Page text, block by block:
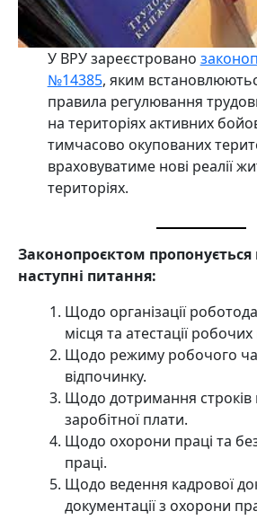
У ВРУ зареєстровано
№14385, яким
правила регулювання
на територіях активних
тимчасово окупованих
враховуватиме нові реалії
територіях.
Законопроєктом пропонується
наступні питання:
Щодо організації
місця та атестації робочих
Щодо режиму робочого
відпочинку.
Щодо дотримання строків
заробітної плати.
Щодо охорони праці та
праці.
Щодо ведення кадрової
документації з охорони